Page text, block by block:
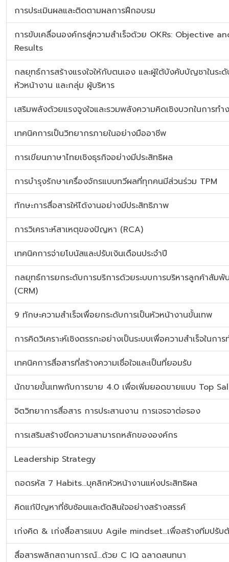
การประเมินผลและติดตามผลการฝึกอบรม
การขับเคลื่อนองค์กรสู่ความสำเร็จด้วย OKRs: Objective
Results
กลยุทธ์การสร้างแรงใจให้กับตนเอง และผู้ใต้บังคับบัญชาในระ
หัวหน้างาน และกลุ่ม ผู้บริหาร
เสริมพลังด้วยแรงจูงใจและรวมพลังความคิดเชิงบวกในการทำ
เทคนิคการเป็นวิทยากรภายในอย่างมืออาชีพ
การเขียนภาษาไทยเชิงธุรกิจอย่างมีประสิทธิผล
การบำรุงรักษาเครื่องจักรแบบทวีผลที่ทุกคนมีส่วนร่วม TPM
ทักษะการสื่อสารให้ได้งานอย่างมีประสิทธิภาพ
การวิเคราะห์สาเหตุของปัญหา (RCA)
เทคนิคการจ่ายโบนัสและปรับเงินเดือนประจำปี
กลยุทธ์การยกระดับการบริการด้วยระบบการบริหารลูกค้าสัมพั
(CRM)
9 ทักษะความสำเร็จเพื่อยกระดับการเป็นหัวหน้างานขั้นเทพ
การคิดวิเคราะห์เชิงตรรกะอย่างเป็นระบบเพื่อความสำเร็จในกา
เทคนิคการสื่อสารที่สร้างความเชื่อใจและเป็นที่ยอมรับ
นักขายขั้นเทพกับการขาย 4.0 เพื่อเพิ่มยอดขายแบบ Top
จิตวิทยาการสื่อสาร การประสานงาน การเจรจาต่อรอง
การเสริมสร้างขีดความสามารถหลักขององค์กร
Leadership Strategy
ถอดรหัส 7 Habits...บุคลิกหัวหน้างานแห่งประสิทธิผล
คิดแก้ปัญหาที่ซับซ้อนและตัดสินใจอย่างสร้างสรรค์
เก่งคิด & เก่งสื่อสารแบบ Agile mindset…เพื่อสร้างทีมปรับ
สื่อสารพลิกสถานการณ์...ด้วย C IQ ฉลาดสนทนา